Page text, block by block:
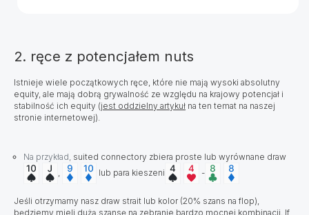
2. ręce z potencjałem nuts
Istnieje wiele początkowych ręce, które nie mają wysoki absolutny
equity, ale mają dobrą grywalność ze względu na krajowy potencjał i
stabilność ich equity (jest oddzielny artykuł na ten temat na naszej
stronie internetowej).
Na przykład, suited connectory zbiera proste lub wyrównane draw
lub para kieszeni -
Jeśli otrzymamy nasz draw strait lub kolor (20% szans na flop),
będziemy mieli dużą szansę na zebranie bardzo mocnej kombinacji. If